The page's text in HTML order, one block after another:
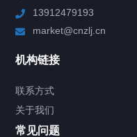
Chiller高精度制冷循环器
TCU温度控制单元
13912479193
market@cnzlj.cn
机构链接
联系方式
关于我们
常见问题